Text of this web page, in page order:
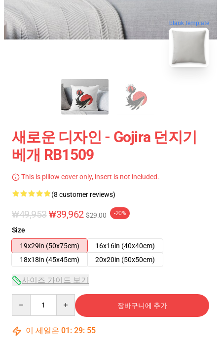
blank template
새로운 디자인 - Gojira 던지기
베개 RB1509
This is pillow cover only, insert is not included.
(8 customer reviews)
₩49,953 ₩39,962 $29.00 -20%
Size
19x29in (50x75cm)
16x16in (40x40cm)
18x18in (45x45cm)
20x20in (50x50cm)
사이즈 가이드 보기
장바구니에 추가
이 세일은 01 : 29: 54